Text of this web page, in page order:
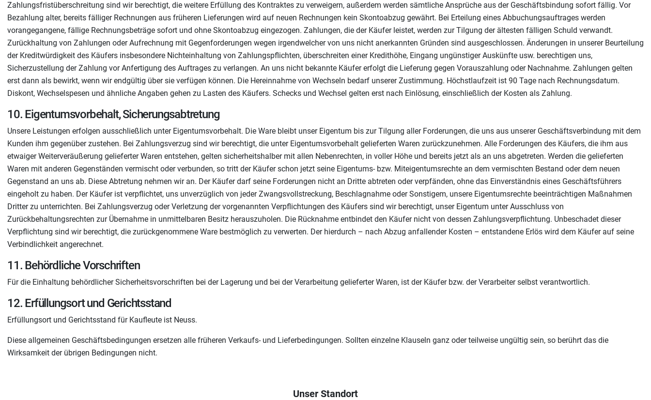
Zahlungsfristüberschreitung sind wir berechtigt, die weitere Erfüllung des Kontraktes zu verweigern, außerdem werden sämtliche Ansprüche aus der Geschäftsbindung sofort fällig. Vor
Bezahlung alter, bereits fälliger Rechnungen aus früheren Lieferungen wird auf neuen Rechnungen kein Skontoabzug gewährt. Bei Erteilung eines Abbuchungsauftrages werden
vorangegangene, fällige Rechnungsbeträge sofort und ohne Skontoabzug eingezogen. Zahlungen, die der Käufer leistet, werden zur Tilgung der ältesten fälligen Schuld verwandt.
Zurückhaltung von Zahlungen oder Aufrechnung mit Gegenforderungen wegen irgendwelcher von uns nicht anerkannten Gründen sind ausgeschlossen. Änderungen in unserer Beurteilung
der Kreditwürdigkeit des Käufers insbesondere Nichteinhaltung von Zahlungspflichten, überschreiten einer Kredithöhe, Eingang ungünstiger Auskünfte usw. berechtigen uns,
Sicherzustellung der Zahlung vor Anfertigung des Auftrages zu verlangen. An uns nicht bekannte Käufer erfolgt die Lieferung gegen Vorauszahlung oder Nachnahme. Zahlungen gelten
erst dann als bewirkt, wenn wir endgültig über sie verfügen können. Die Hereinnahme von Wechseln bedarf unserer Zustimmung. Höchstlaufzeit ist 90 Tage nach Rechnungsdatum.
Diskont, Wechselspesen und ähnliche Angaben gehen zu Lasten des Käufers. Schecks und Wechsel gelten erst nach Einlösung, einschließlich der Kosten als Zahlung.
10. Eigentumsvorbehalt, Sicherungsabtretung
Unsere Leistungen erfolgen ausschließlich unter Eigentumsvorbehalt. Die Ware bleibt unser Eigentum bis zur Tilgung aller Forderungen, die uns aus unserer Geschäftsverbindung mit dem
Kunden ihm gegenüber zustehen. Bei Zahlungsverzug sind wir berechtigt, die unter Eigentumsvorbehalt gelieferten Waren zurückzunehmen. Alle Forderungen des Käufers, die ihm aus
etwaiger Weiterveräußerung gelieferter Waren entstehen, gelten sicherheitshalber mit allen Nebenrechten, in voller Höhe und bereits jetzt als an uns abgetreten. Werden die gelieferten
Waren mit anderen Gegenständen vermischt oder verbunden, so tritt der Käufer schon jetzt seine Eigentums- bzw. Miteigentumsrechte an dem vermischten Bestand oder dem neuen
Gegenstand an uns ab. Diese Abtretung nehmen wir an. Der Käufer darf seine Forderungen nicht an Dritte abtreten oder verpfänden, ohne das Einverständnis eines Geschäftsführers
eingeholt zu haben. Der Käufer ist verpflichtet, uns unverzüglich von jeder Zwangsvollstreckung, Beschlagnahme oder Sonstigem, unsere Eigentumsrechte beeinträchtigen Maßnahmen
Dritter zu unterrichten. Bei Zahlungsverzug oder Verletzung der vorgenannten Verpflichtungen des Käufers sind wir berechtigt, unser Eigentum unter Ausschluss von
Zurückbehaltungsrechten zur Übernahme in unmittelbaren Besitz herauszuholen. Die Rücknahme entbindet den Käufer nicht von dessen Zahlungsverpflichtung. Unbeschadet dieser
Verpflichtung sind wir berechtigt, die zurückgenommene Ware bestmöglich zu verwerten. Der hierdurch – nach Abzug anfallender Kosten – entstandene Erlös wird dem Käufer auf seine
Verbindlichkeit angerechnet.
11. Behördliche Vorschriften
Für die Einhaltung behördlicher Sicherheitsvorschriften bei der Lagerung und bei der Verarbeitung gelieferter Waren, ist der Käufer bzw. der Verarbeiter selbst verantwortlich.
12. Erfüllungsort und Gerichtsstand
Erfüllungsort und Gerichtsstand für Kaufleute ist Neuss.
Diese allgemeinen Geschäftsbedingungen ersetzen alle früheren Verkaufs- und Lieferbedingungen. Sollten einzelne Klauseln ganz oder teilweise ungültig sein, so berührt das die
Wirksamkeit der übrigen Bedingungen nicht.
Unser Standort